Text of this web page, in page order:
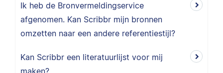
Ik heb de Bronvermeldingservice
afgenomen. Kan Scribbr mijn bronnen
omzetten naar een andere referentiestijl?
Kan Scribbr een literatuurlijst voor mij
maken?